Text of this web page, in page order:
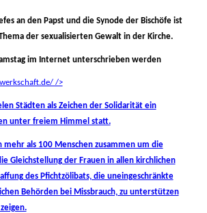
an den Papst und die Synode der Bischöfe ist
der sexualisierten Gewalt in der Kirche.
im Internet unterschrieben werden
/>
Städten als Zeichen der Solidarität ein
unter freiem Himmel statt.
mehr als 100 Menschen zusammen um die
Gleichstellung der Frauen in allen kirchlichen
des Pfichtzölibats, die uneingeschränkte
Behörden bei Missbrauch, zu unterstützen